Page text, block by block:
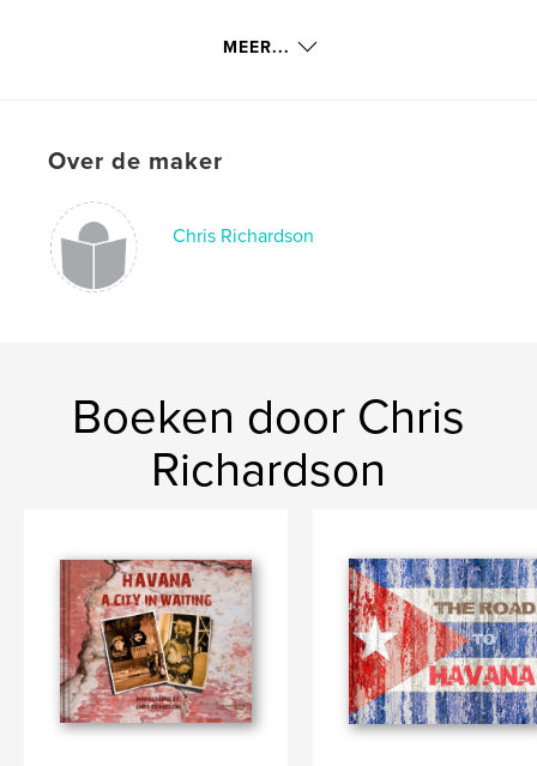
MEER...
Over de maker
Chris Richardson
Boeken door Chris
Richardson